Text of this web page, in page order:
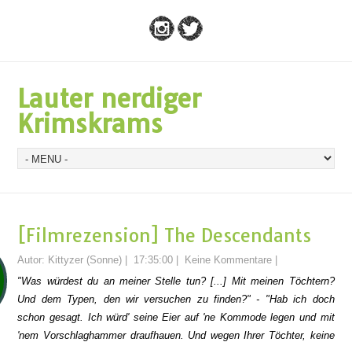
Lauter nerdiger
Krimskrams
[Filmrezension] The Descendants
Autor: Kittyzer (Sonne) 17:35:00 Keine Kommentare
"Was würdest du an meiner Stelle tun? [...] Mit meinen Töchtern?
Und dem Typen, den wir versuchen zu finden?" - "Hab ich doch
schon gesagt. Ich würd' seine Eier auf 'ne Kommode legen und mit
'nem Vorschlaghammer draufhauen. Und wegen Ihrer Töchter, keine